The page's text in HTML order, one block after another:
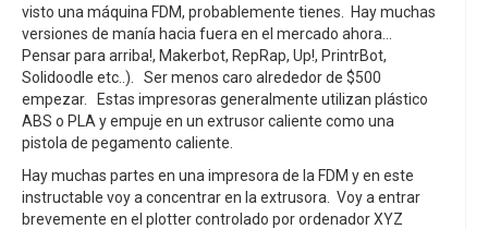
visto una máquina FDM, probablemente tienes. Hay muchas
versiones de manía hacia fuera en el mercado ahora...
Pensar para arriba!, Makerbot, RepRap, Up!, PrintrBot,
Solidoodle etc..). Ser menos caro alrededor de $500
empezar. Estas impresoras generalmente utilizan plástico
ABS o PLA y empuje en un extrusor caliente como una
pistola de pegamento caliente.
Hay muchas partes en una impresora de la FDM y en este
instructable voy a concentrar en la extrusora. Voy a entrar
brevemente en el plotter controlado por ordenador XYZ